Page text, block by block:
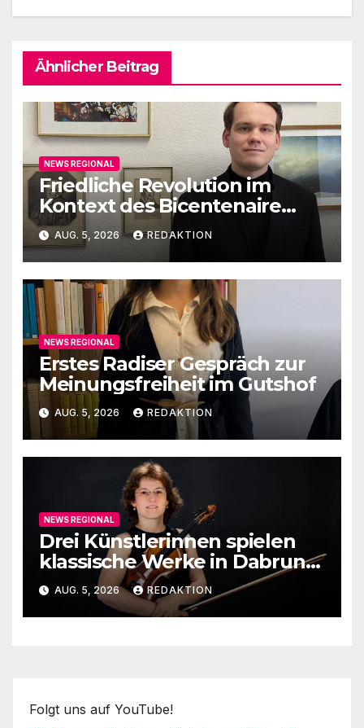
Ähnlicher Beitrag
NEWS REGIONAL
Friedliche Revolution im
Kontext des Bicentenaire
1789-1989
AUG. 5, 2026 REDAKTION
NEWS REGIONAL
Erstes Radiser Gespräch zur
Meinungsfreiheit im Gutshof
AUG. 5, 2026 REDAKTION
NEWS REGIONAL
Drei Künstlerinnen spielen
klassische Werke in Dabruner
Kirche
AUG. 5, 2026 REDAKTION
Folgt uns auf YouTube!